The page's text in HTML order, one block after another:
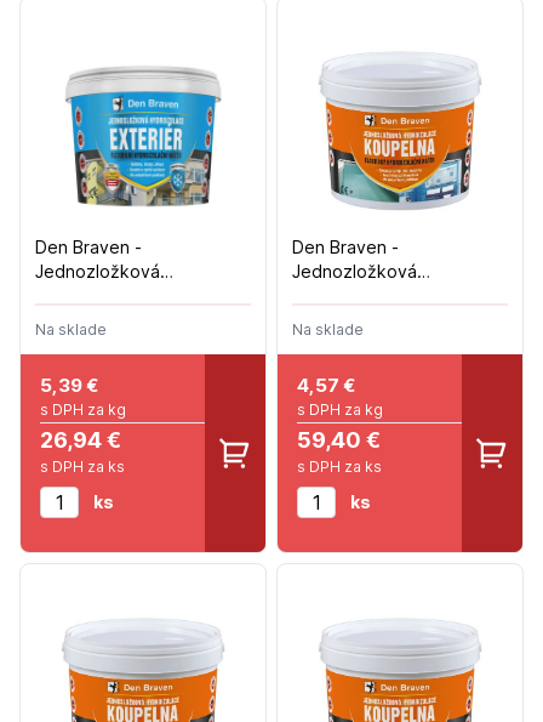
Den Braven -
Jednozložková
5kg
Na sklade
5,39€
s DPH za kg
26,94 €
s DPH za ks
ks
Den Braven -
Jednozložková
13kg
Na sklade
4,57 €
s DPH za kg
59,40 €
s DPH za ks
ks